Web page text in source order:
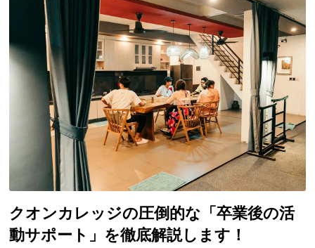
クオンカレッジの圧倒的な「卒業後の活
動サポート」を徹底解説します！